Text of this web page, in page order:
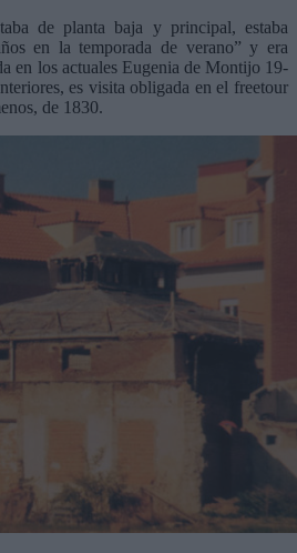
de planta baja y principal, estaba
en la temporada de verano” y era
en los actuales Eugenia de Montijo 19-
es visita obligada en el freetour
de 1830.